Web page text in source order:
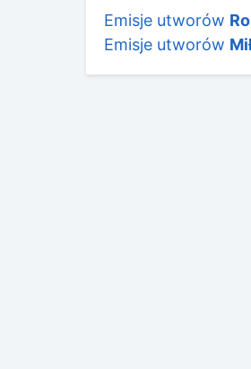
Emisje utworów
Emisje utworów